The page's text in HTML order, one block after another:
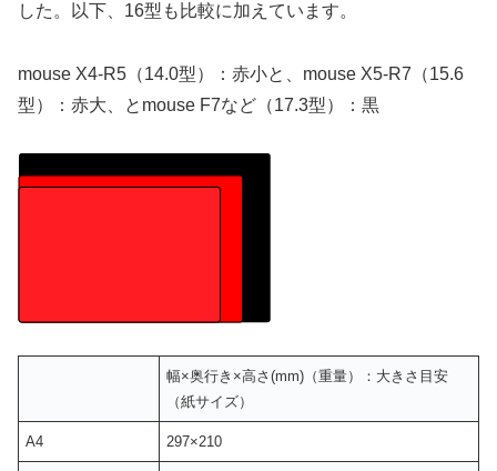
した。以下、16型も比較に加えています。
mouse X4-R5（14.0型）：赤小と、mouse X5-R7（15.6
型）：赤大、とmouse F7など（17.3型）：黒
幅×奥行き×高さ(mm)（重量）：大きさ目安
（紙サイズ）
A4 297×210